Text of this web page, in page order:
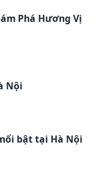
Phá Hương Vị
Nội
bật tại Hà Nội